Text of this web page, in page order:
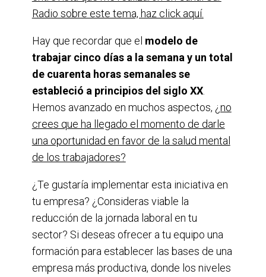
Radio sobre este tema, haz click aquí.
Hay que recordar que el modelo de
trabajar cinco días a la semana y un total
de cuarenta horas semanales se
estableció a principios del siglo XX.
Hemos avanzado en muchos aspectos, ¿no
crees que ha llegado el momento de darle
una oportunidad en favor de la salud mental
de los trabajadores?
¿Te gustaría implementar esta iniciativa en
tu empresa? ¿Consideras viable la
reducción de la jornada laboral en tu
sector? Si deseas ofrecer a tu equipo una
formación para establecer las bases de una
empresa más productiva, donde los niveles